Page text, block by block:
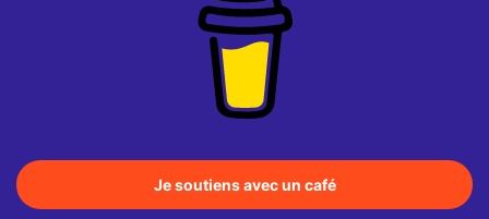
Je soutiens avec un café